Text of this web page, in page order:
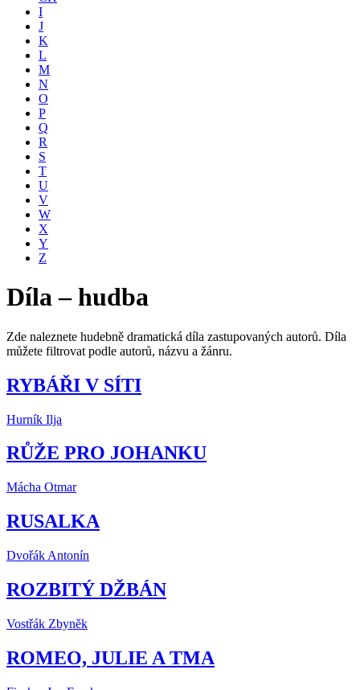
I
J
K
L
M
N
O
P
Q
R
S
T
U
V
W
X
Y
Z
Díla – hudba
Zde naleznete hudebně dramatická díla zastupovaných autorů. Díla
můžete filtrovat podle autorů, názvu a žánru.
RYBÁŘI V SÍTI
Hurník Ilja
RŮŽE PRO JOHANKU
Mácha Otmar
RUSALKA
Dvořák Antonín
ROZBITÝ DŽBÁN
Vostřák Zbyněk
ROMEO, JULIE A TMA